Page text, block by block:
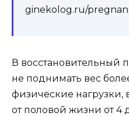
ginekolog.ru/
В восстановительный
не поднимать вес
физические нагрузки,
от половой жизни от 4